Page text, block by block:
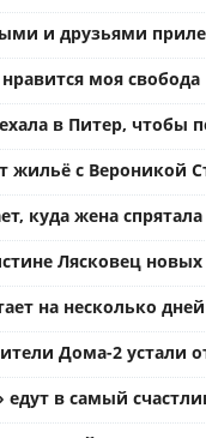
и друзьями
моя свобода
в Питер, чтобы
жильё с Вероникой
куда жена
Лясковец новых
на несколько
Дома-2 устали
в самый